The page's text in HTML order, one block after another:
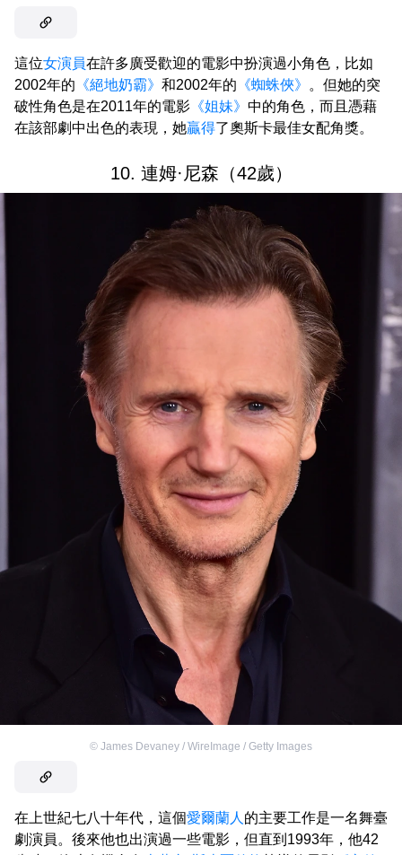
這位女演員在許多廣受歡迎的電影中扮演過小角色，比如
2002年的 《絕地奶霸》 和2002年的 《蜘蛛俠》 。但她的突
破性角色是在2011年的電影 《姐妹》 中的角色，而且憑藉
在該部劇中出色的表現，她贏得了奧斯卡最佳女配角獎。
10. 連姆·尼森（42歲）
© James Devaney / WireImage / Getty Images
在上世紀七八十年代，這個愛爾蘭人 的主要工作是一名舞臺
劇演員。後來他也出演過一些電影，但直到1993年，他42